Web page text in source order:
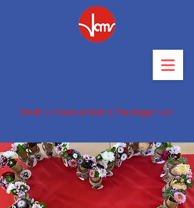
VAMV Landesverband Thüringen e.V.